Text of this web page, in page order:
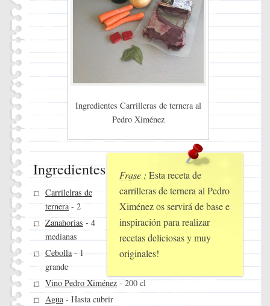
Ingredientes Carrilleras de ternera al
Pedro Ximénez
Frase : Esta receta de
carrilleras de ternera al Pedro
Ximénez os servirá de base e
inspiración para realizar
recetas deliciosas y muy
originales!
Ingredientes
Carrilelras de
ternera- 2
Zanahorias - 4
medianas
Cebolla- 1
grande
Vino Pedro Ximénez - 200 cl
Agua- Hasta cubrir